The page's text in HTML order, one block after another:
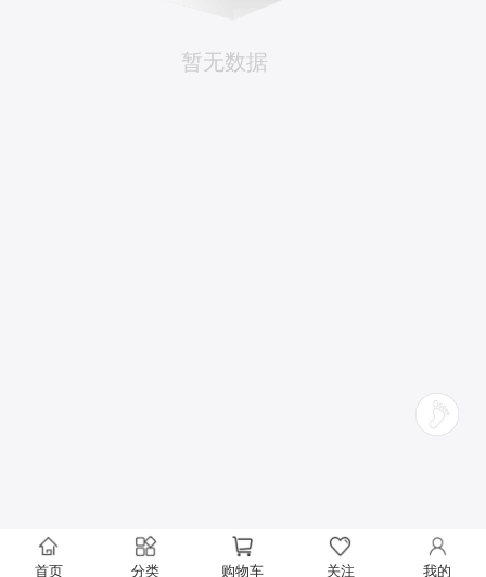
暂无数据
首页 分类 购物车 关注 我的